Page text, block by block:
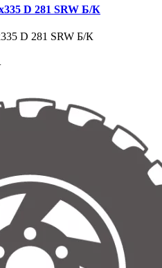
D 281 SRW Б/К
D 281 SRW Б/К